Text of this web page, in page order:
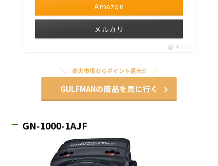
Amazon
メルカリ
ポチップ
楽天市場ならポイント還元!!
GULFMANの商品を見に行く
GN-1000-1AJF